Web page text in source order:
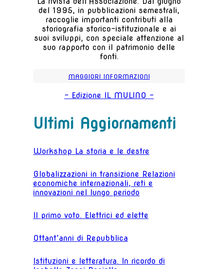
del 1995, in pubblicazioni semestrali,
raccoglie importanti contributi alla
storiografia storico-istituzionale e ai
suoi sviluppi, con speciale attenzione al
suo rapporto con il patrimonio delle
fonti.
MAGGIORI INFORMAZIONI
- Edizione IL MULINO -
Ultimi Aggiornamenti
Workshop La storia e le destre
Globalizzazioni in transizione Relazioni
economiche internazionali, reti e
innovazioni nel lungo periodo
Il primo voto. Elettrici ed elette
Ottant’anni di Repubblica
Istituzioni e letteratura. In ricordo di